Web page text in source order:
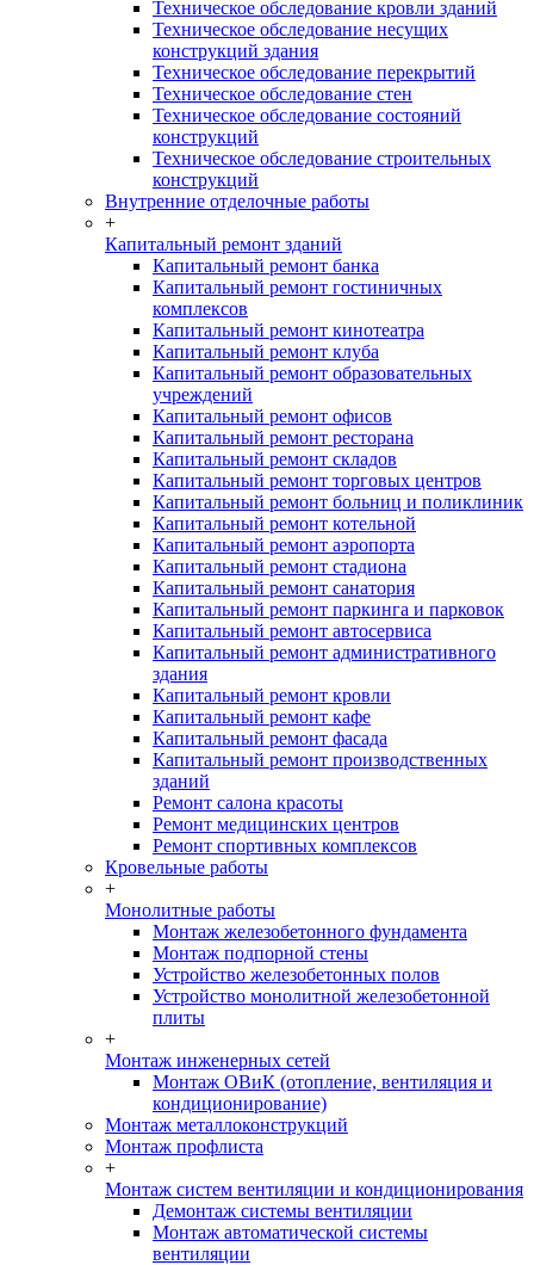
Техническое обследование кровли зданий
Техническое обследование несущих
конструкций здания
Техническое обследование перекрытий
Техническое обследование стен
Техническое обследование состояний
конструкций
Техническое обследование строительных
конструкций
Внутренние отделочные работы
+
Капитальный ремонт зданий
Капитальный ремонт банка
Капитальный ремонт гостиничных
комплексов
Капитальный ремонт кинотеатра
Капитальный ремонт клуба
Капитальный ремонт образовательных
учреждений
Капитальный ремонт офисов
Капитальный ремонт ресторана
Капитальный ремонт складов
Капитальный ремонт торговых центров
Капитальный ремонт больниц и поликлиник
Капитальный ремонт котельной
Капитальный ремонт аэропорта
Капитальный ремонт стадиона
Капитальный ремонт санатория
Капитальный ремонт паркинга и парковок
Капитальный ремонт автосервиса
Капитальный ремонт административного
здания
Капитальный ремонт кровли
Капитальный ремонт кафе
Капитальный ремонт фасада
Капитальный ремонт производственных
зданий
Ремонт салона красоты
Ремонт медицинских центров
Ремонт спортивных комплексов
Кровельные работы
+
Монолитные работы
Монтаж железобетонного фундамента
Монтаж подпорной стены
Устройство железобетонных полов
Устройство монолитной железобетонной
плиты
+
Монтаж инженерных сетей
Монтаж ОВиК (отопление, вентиляция и
кондиционирование)
Монтаж металлоконструкций
Монтаж профлиста
+
Монтаж систем вентиляции и кондиционирования
Демонтаж системы вентиляции
Монтаж автоматической системы
вентиляции